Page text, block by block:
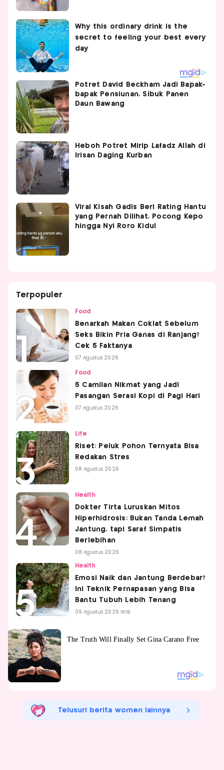
Potret David Beckham Jadi Bapak-
bapak Pensiunan, Sibuk Panen
Daun Bawang
Heboh Potret Mirip Lafadz Allah di
Irisan Daging Kurban
Viral Kisah Gadis Beri Rating Hantu
yang Pernah Dilihat, Pocong Kepo
hingga Nyi Roro Kidul
Terpopuler
Food
Benarkah Makan Coklat Sebelum
Seks Bikin Pria Ganas di Ranjang?
Cek 5 Faktanya
07 Agustus 2026
Food
5 Camilan Nikmat yang Jadi
Pasangan Serasi Kopi di Pagi Hari
07 Agustus 2026
Life
Riset: Peluk Pohon Ternyata Bisa
Redakan Stres
08 Agustus 2026
Health
Dokter Tirta Luruskan Mitos
Hiperhidrosis: Bukan Tanda Lemah
Jantung, tapi Saraf Simpatis
Berlebihan
08 Agustus 2026
Health
Emosi Naik dan Jantung Berdebar?
Ini Teknik Pernapasan yang Bisa
Bantu Tubuh Lebih Tenang
09 Agustus 2026 WIB
Telusuri berita women lainnya